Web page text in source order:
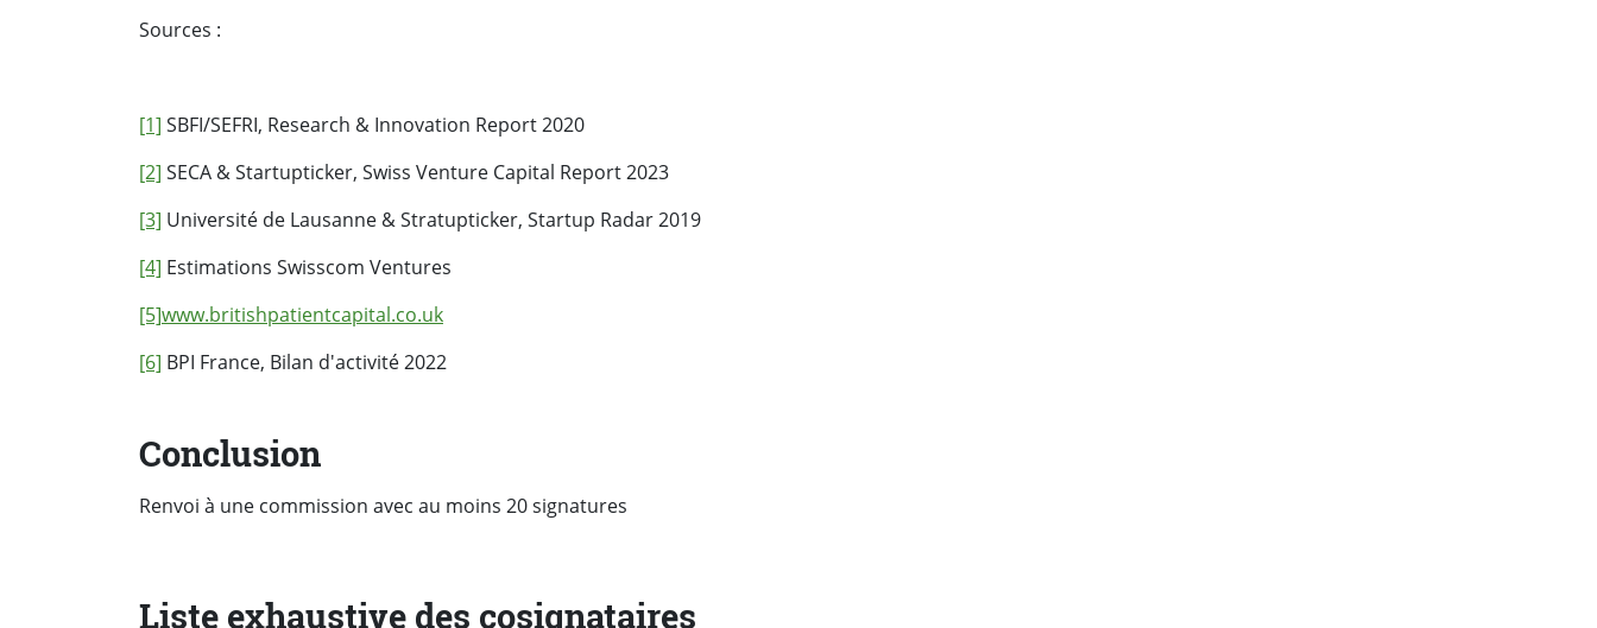
Sources :
[1] SBFI/SEFRI, Research & Innovation Report 2020
[2] SECA & Startupticker, Swiss Venture Capital Report 2023
[3] Université de Lausanne & Stratupticker, Startup Radar 2019
[4] Estimations Swisscom Ventures
[5]www.britishpatientcapital.co.uk
[6] BPI France, Bilan d'activité 2022
Conclusion
Renvoi à une commission avec au moins 20 signatures
Liste exhaustive des cosignataires